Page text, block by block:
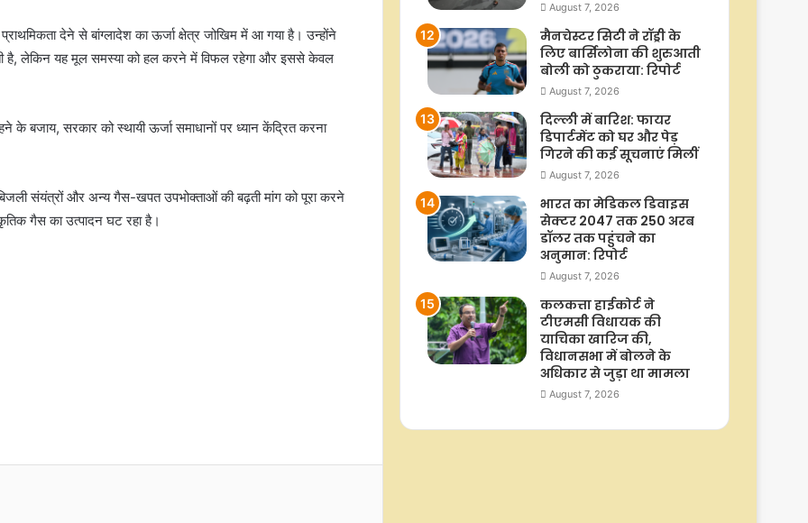
देने से बांग्लादेश का ऊर्जा क्षेत्र जोखिम में आ गया है। उन्होंने
है, लेकिन यह मूल समस्या को हल करने में विफल रहेगा और इससे केवल
बजाय, सरकार को स्थायी ऊर्जा समाधानों पर ध्यान केंद्रित करना
संयंत्रों और अन्य गैस-खपत उपभोक्ताओं की बढ़ती मांग को पूरा करने
गैस का उत्पादन घट रहा है।
समझौता, भारत के ल‍िए बढ़ा सकता है
August 7, 2026
मैनचेस्टर सिटी ने रॉड्री के
लिए बार्सिलोना की शुरुआती
बोली को ठुकराया: रिपोर्ट
August 7, 2026
दिल्ली में बारिश: फायर
डिपार्टमेंट को घर और पेड़
गिरने की कई सूचनाएं मिलीं
August 7, 2026
भारत का मेडिकल डिवाइस
सेक्टर 2047 तक 250 अरब
डॉलर तक पहुंचने का
अनुमान: रिपोर्ट
August 7, 2026
कलकत्ता हाईकोर्ट ने
टीएमसी विधायक की
याचिका खारिज की,
विधानसभा में बोलने के
अधिकार से जुड़ा था मामला
August 7, 2026